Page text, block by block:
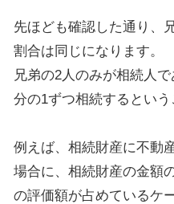
先ほども確認した通り、
割合は同じになります。
兄弟の2 人のみが相続人
分の1ずつ相続するという
例えば、相続財産に不動
場合に、相続財産の金額
の評価額が占めているケ